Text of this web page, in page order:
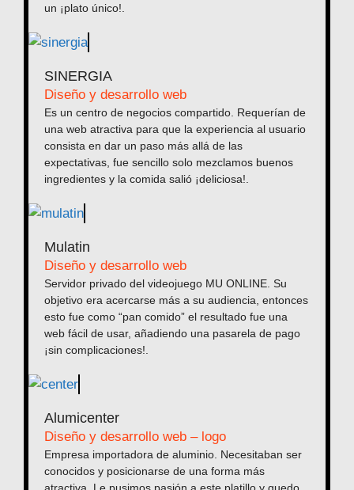
un ¡plato único!.
SINERGIA
Diseño y desarrollo web
Es un centro de negocios compartido. Requerían de
una web atractiva para que la experiencia al usuario
consista en dar un paso más allá de las
expectativas, fue sencillo solo mezclamos buenos
ingredientes y la comida salió ¡deliciosa!.
Mulatin
Diseño y desarrollo web
Servidor privado del videojuego MU ONLINE. Su
objetivo era acercarse más a su audiencia, entonces
esto fue como “pan comido” el resultado fue una
web fácil de usar, añadiendo una pasarela de pago
¡sin complicaciones!.
Alumicenter
Diseño y desarrollo web – logo
Empresa importadora de aluminio. Necesitaban ser
conocidos y posicionarse de una forma más
atractiva. Le pusimos pasión a este platillo y quedo